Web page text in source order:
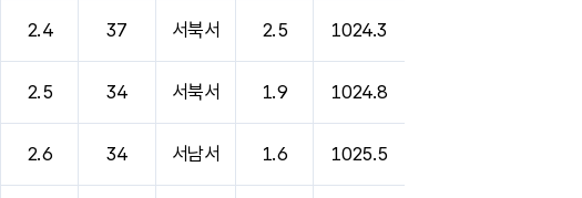
2.4 37 서북서 2.5 1024.3
2.5 34 서북서 1.9 1024.8
2.6 34 서남서 1.6 1025.5